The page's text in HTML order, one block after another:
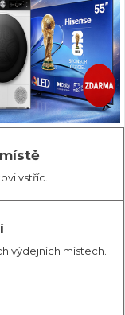
vstříc.
výdejních místech.